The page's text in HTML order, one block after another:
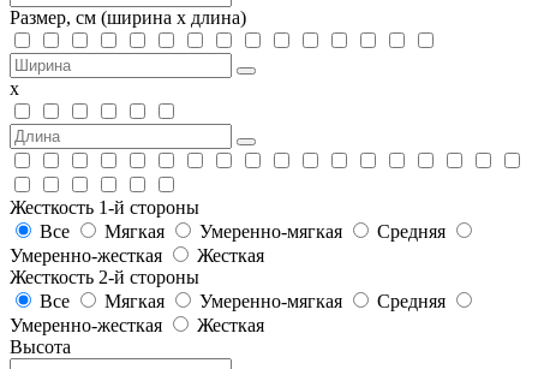
Размер, см (ширина х длина)
х
Жесткость 1-й стороны
Все
Мягкая Умеренно-мягкая
Средняя
Умеренно-жесткая
Жесткая
Жесткость 2-й стороны
Все
Мягкая Умеренно-мягкая
Средняя
Умеренно-жесткая
Жесткая
Высота